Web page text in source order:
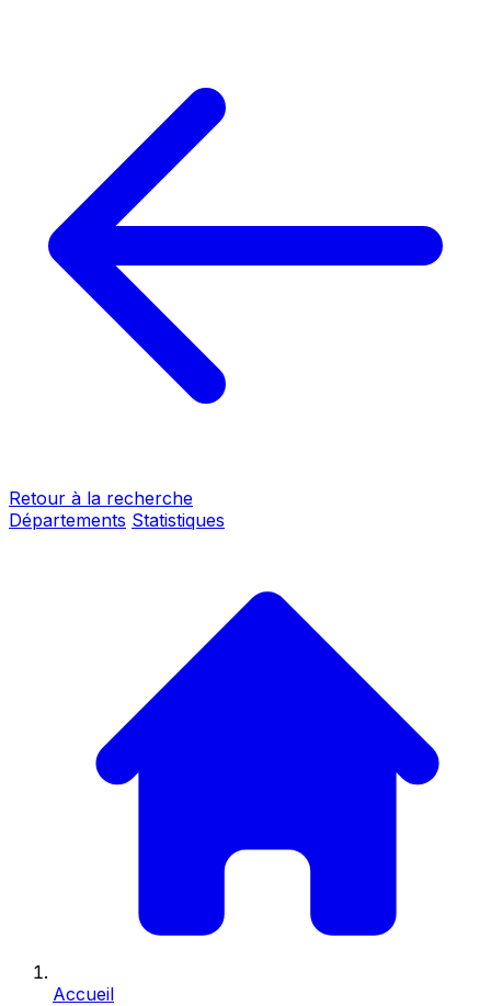
Retour à la recherche
Départements Statistiques
Accueil